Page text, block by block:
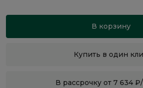
В корзину
Купить в один
В рассрочку от 7 634